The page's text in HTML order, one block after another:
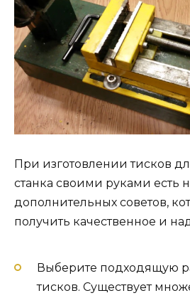
При изготовлении тисков
станка своими руками есть
дополнительных советов,
получить качественное и
Выберите подходящую
тисков. Существует